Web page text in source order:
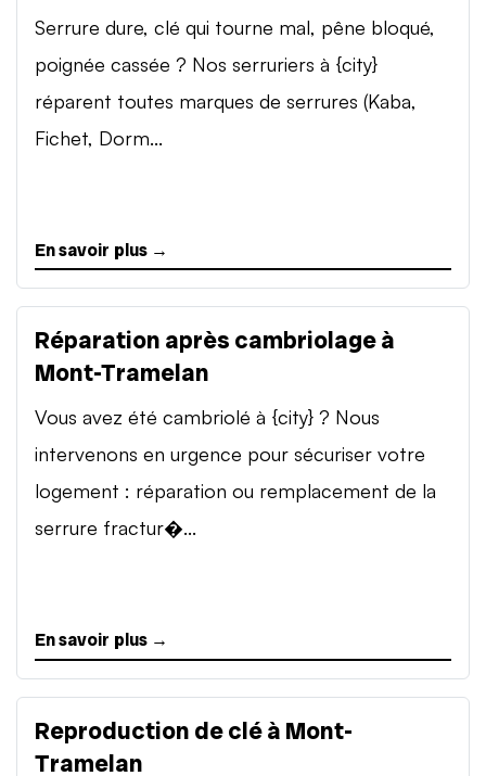
Serrure dure, clé qui tourne mal, pêne bloqué,
poignée cassée ? Nos serruriers à {city}
réparent toutes marques de serrures (Kaba,
Fichet, Dorm...
En savoir plus →
Réparation après cambriolage à
Mont-Tramelan
Vous avez été cambriolé à {city} ? Nous
intervenons en urgence pour sécuriser votre
logement : réparation ou remplacement de la
serrure fractur�...
En savoir plus →
Reproduction de clé à Mont-
Tramelan